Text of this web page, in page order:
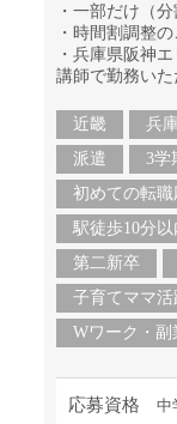
・一部だけ（
・時間割調整
・兵庫県阪神
講師で勤務いた
近畿 兵
派遣
3学
初めての転職
駅徒歩10分以
第二新卒
子育てママ活
Wワーク・副
応募資格 中